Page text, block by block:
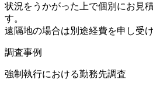
状況をうかがった上で個別にお見
す。
遠隔地の場合は別途経費を申し受け
調査事例
強制執行における勤務先調査